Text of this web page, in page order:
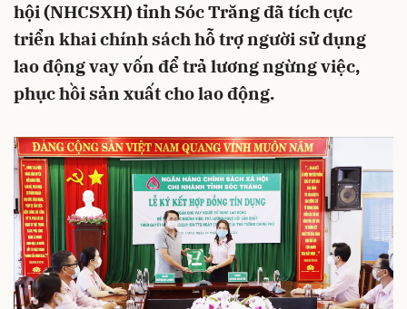
hội (NHCSXH) tỉnh Sóc Trăng đã tích cực
triển khai chính sách hỗ trợ người sử dụng
lao động vay vốn để trả lương ngừng việc,
phục hồi sản xuất cho lao động.